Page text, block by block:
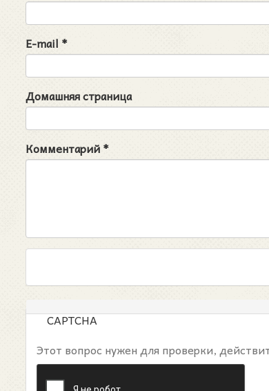
E-mail *
Домашняя страница
Комментарий*
CAPTCHA
Этот вопрос нужен для проверки,